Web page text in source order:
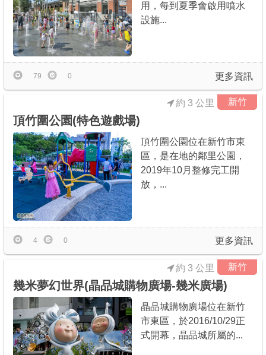
用，每到夏季會啟用噴水
設施...
更多資訊
79 0
新竹
約 3 公里
頂竹圍公園(特色遊戲場)
頂竹圍公園位在新竹市東
區，是在地的鄰里公園，
2019年10月整修完工開
放，...
更多資訊
4 0
新竹
約 3 公里
幾米夢幻世界(晶品城購物廣場-幾米廣場)
晶品城購物廣場位在新竹
市東區，於2016/10/29正
式開幕，晶品城所屬的...